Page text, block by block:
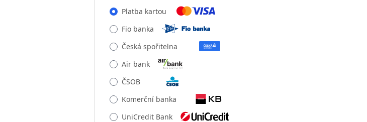
Platba kartou
Fio banka
Česká spořitelna
Air bank
ČSOB
Komerční banka
UniCredit Bank